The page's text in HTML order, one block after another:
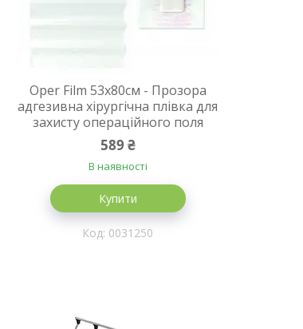
Oper Film 53х80см - Прозора
адгезивна хірургічна плівка для
захисту операційного поля
589 ₴
В наявності
Купити
0031250